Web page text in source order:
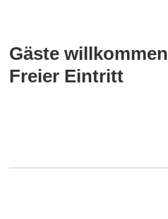
Gäste willkommen
Freier Eintritt